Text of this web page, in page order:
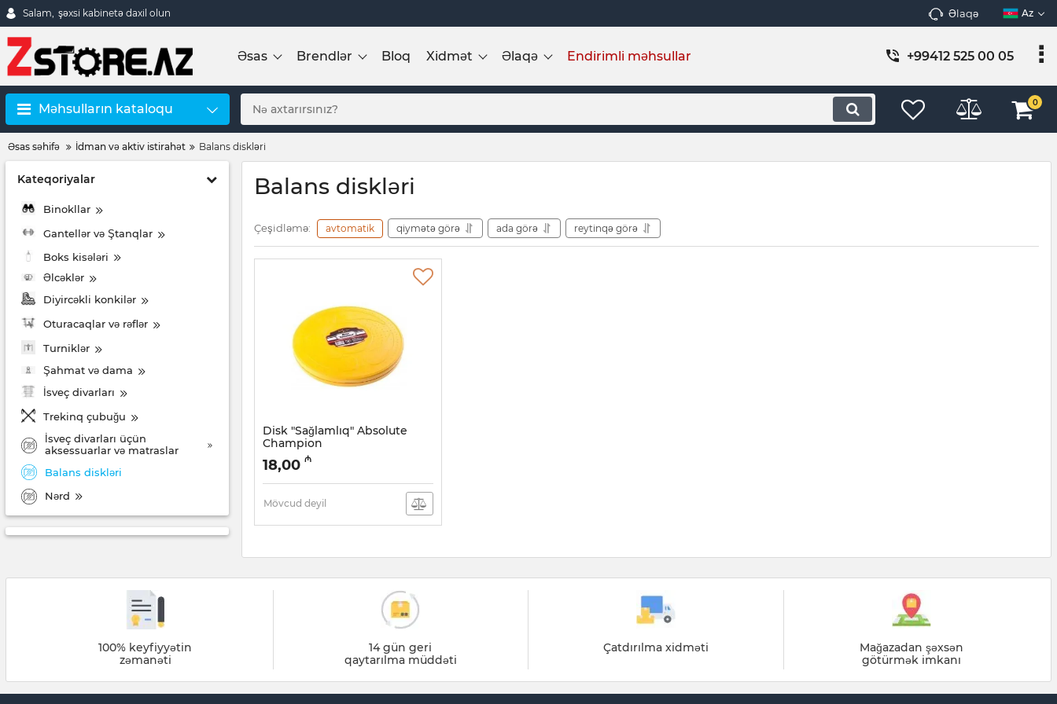
Salam, şəxsi kabinetə daxil olun Əlaqə Az
Əsas Brendlər Bloq Xidmət Əlaqə Endirimli məhsullar +99412 525 00 05
Məhsulların kataloqu 0
Əsas səhifə İdman və aktiv istirahət Balans diskləri
Kateqoriyalar
Binokllar
Gantellər və Ştanqlar
Boks kisələri
Əlcəklər
Diyircəkli konkilər
Oturacaqlar və rəflər
Turniklər
Şahmat və dama
İsveç divarları
Trekinq çubuğu
İsveç divarları üçün
aksessuarlar və matraslar
Balans diskləri
Nərd
Balans diskləri
Çeşidləmə: avtomatik qiymətə görə ada görə reytinqə görə
Disk "Sağlamlıq" Absolute
Champion
Artikul: 002012039
18,00 ₼
Mövcud deyil
100% keyfiyyətin
zəmanəti
14 gün geri
qaytarılma müddəti
Çatdırılma xidməti
Mağazadan şəxsən
götürmək imkanı